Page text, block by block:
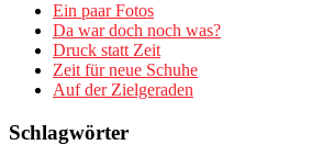
Ein paar Fotos
Da war doch noch was?
Druck statt Zeit
Zeit für neue Schuhe
Auf der Zielgeraden
Schlagwörter